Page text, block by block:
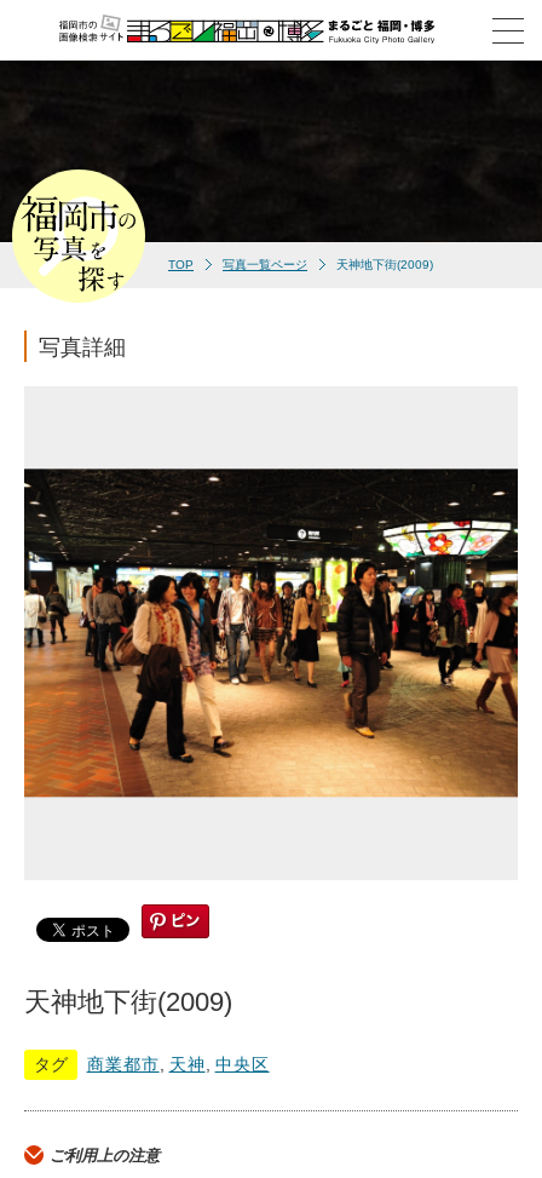
TOP 写真一覧ページ 天神地下街(2009)
写真詳細
天神地下街(2009)
タグ 商業都市 天神 中央区
ご利用上の注意